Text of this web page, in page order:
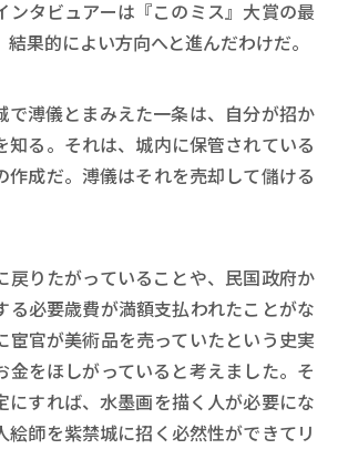
ンタビュアーは『このミス』大賞の最
果的によい方向へと進んだわけだ。
溥儀とまみえた一条は、自分が招か
知る。それは、城内に保管されている
作成だ。溥儀はそれを売却して儲ける
戻りたがっていることや、民国政府か
る必要歳費が満額支払われたことがな
宦官が美術品を売っていたという史実
金をほしがっていると考えました。そ
にすれば、水墨画を描く人が必要にな
絵師を紫禁城に招く必然性ができてリ